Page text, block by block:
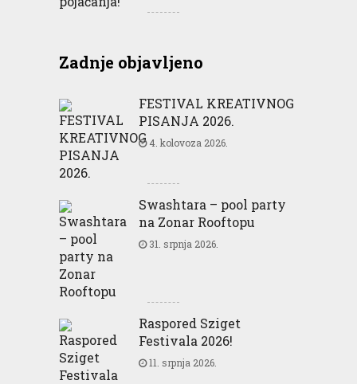
Zadnje objavljeno
FESTIVAL KREATIVNOG
PISANJA 2026.
4. kolovoza 2026.
Swashtara – pool party
na Zonar Rooftopu
31. srpnja 2026.
Raspored Sziget
Festivala 2026!
11. srpnja 2026.